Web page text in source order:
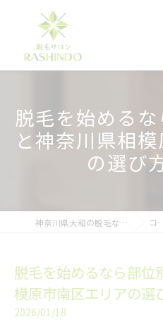
脱毛を始める
と神奈川県相
の選び
神奈川県大和の脱毛ならメンズ脱毛サロンRASHINDO大和店 コラム
脱毛を始めるなら部位
模原市南区エリアの選
2026/01/18